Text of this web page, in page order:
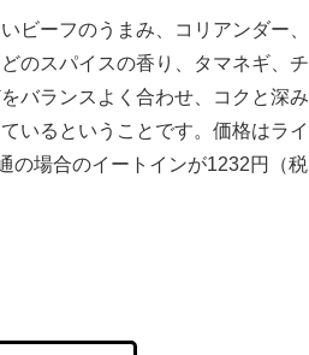
ビーフのうまみ、コリアンダー、
のスパイスの香り、タマネギ、チ
バランスよく合わせ、コクと深み
いるということです。価格はライ
の場合のイートインが1232円（税